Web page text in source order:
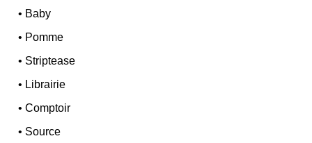
• Baby
• Pomme
• Striptease
• Librairie
•Comptoir
• Source